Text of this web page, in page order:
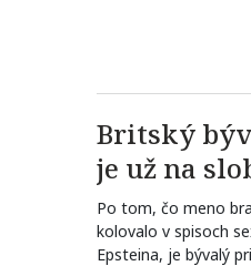
Britský
je už na
Po tom, čo meno
kolovalo v spisoch
Epsteina, je bývalý